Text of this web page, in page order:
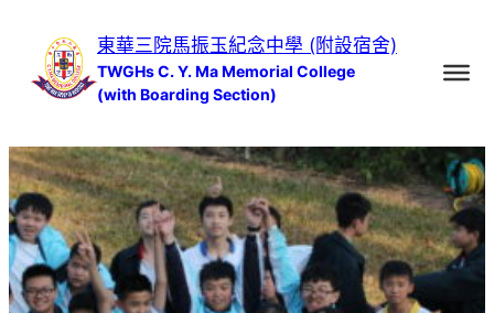
容
東華三院馬振玉紀念中學 (附設宿舍)
TWGHs C. Y. Ma Memorial College
(with Boarding Section)